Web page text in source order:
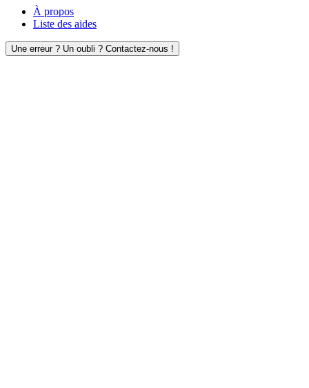
À propos
Liste des aides
Une erreur ? Un oubli ? Contactez-nous !